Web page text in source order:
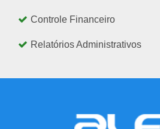
Controle Financeiro
Relatórios Administrativos